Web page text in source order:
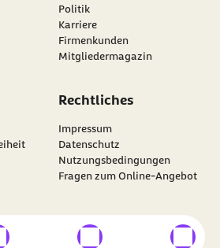
Politik
Karriere
Firmenkunden
Mitgliedermagazin
Rechtliches
Impressum
Datenschutz
Nutzungsbedingungen
Fragen zum Online-Angebot
Link externer Link